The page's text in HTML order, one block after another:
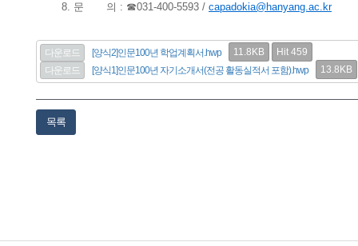
8. 문 의 : ☎031-400-5593 / capadokia@hanyang.ac.kr
다운로드 [양식2]인문100년 학업계획서.hwp 11.8KB
Hit 459
다운로드
[양식1]인문100년 자기소개서(전공 활동실적서 포함).hwp 13.8KB
목록